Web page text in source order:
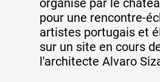
organisé par le
pour une rencontre-
artistes portugais et
sur un site en cours
l'architecte Alvaro